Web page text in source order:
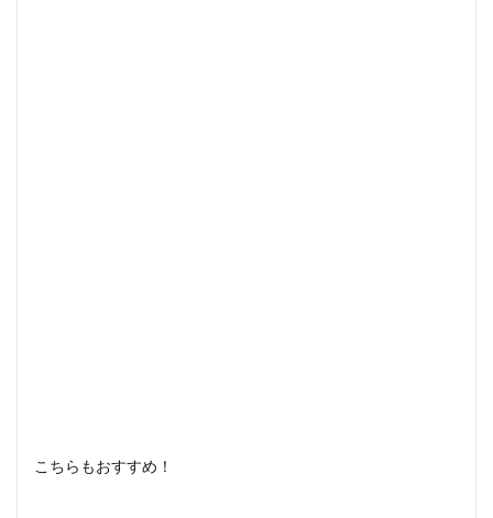
こちらもおすすめ！